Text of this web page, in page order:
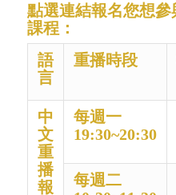
點選連結報名您想參
課程：
語
言
重播時段
中
文
重
播
報
每週一
19:30~20:30
每週二